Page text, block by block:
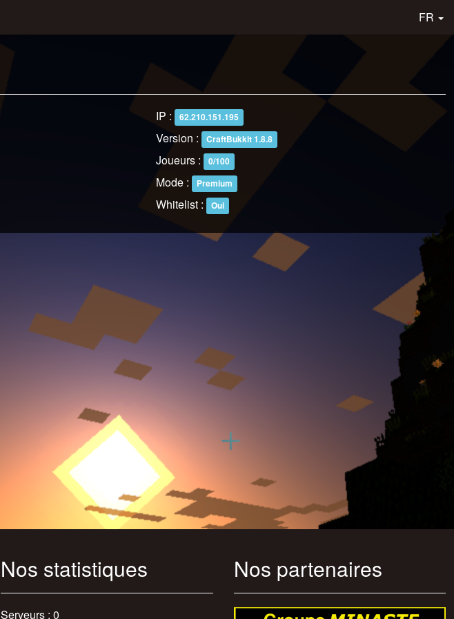
FR
IP : 62.210.151.195
Version : CraftBukkit 1.8.8
Joueurs : 0/100
Mode : Premium
Whitelist : Oui
Nos statistiques
Serveurs : 0
Nos partenaires